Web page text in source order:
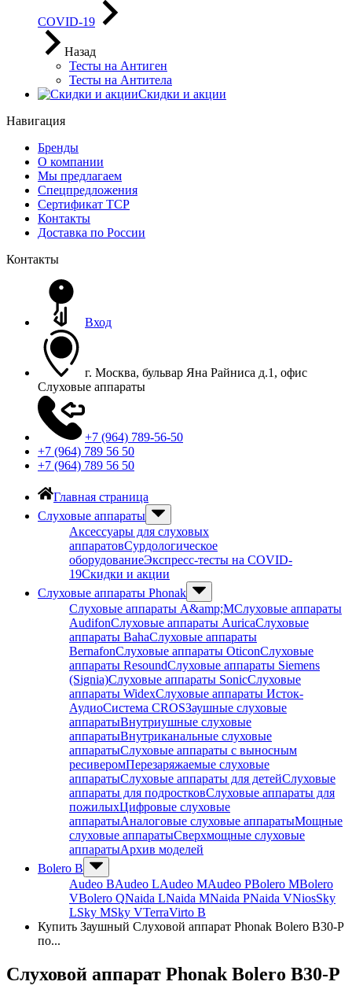
COVID-19
Назад
Тесты на Антиген
Тесты на Антитела
Скидки и акции
Навигация
Бренды
О компании
Мы предлагаем
Спецпредложения
Сертификат ТСР
Контакты
Доставка по России
Контакты
Вход
г. Москва, бульвар Яна Райниса д.1, офис
Слуховые аппараты
+7 (964) 789-56-50
+7 (964) 789 56 50
+7 (964) 789 56 50
Главная страница
Слуховые аппараты
Аксессуары для слуховых
аппаратовСурдологическое
оборудованиеЭкспресс-тесты на COVID-
19Скидки и акции
Слуховые аппараты Phonak
Слуховые аппараты A&amp;MСлуховые аппараты
AudifonСлуховые аппараты AuricaСлуховые
аппараты BahaСлуховые аппараты
BernafonСлуховые аппараты OticonСлуховые
аппараты ResoundСлуховые аппараты Siemens
(Signia)Слуховые аппараты SonicСлуховые
аппараты WidexСлуховые аппараты Исток-
АудиоСистема CROSЗаушные слуховые
аппаратыВнутриушные слуховые
аппаратыВнутриканальные слуховые
аппаратыСлуховые аппараты с выносным
ресиверомПерезаряжаемые слуховые
аппаратыСлуховые аппараты для детейСлуховые
аппараты для подростковСлуховые аппараты для
пожилыхЦифровые слуховые
аппаратыАналоговые слуховые аппаратыМощные
слуховые аппаратыСверхмощные слуховые
аппаратыАрхив моделей
Bolero B
Audeo BAudeo LAudeo МAudeo PBolero MBolero
VBolero QNaida LNaida MNaida PNaida VNiosSky
LSky MSky VTerraVirto B
Купить Заушный Слуховой аппарат Phonak Bolero B30-P
по...
Слуховой аппарат Phonak Bolero B30-P